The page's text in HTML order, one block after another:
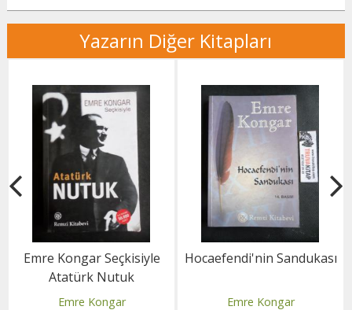
Yazarın Diğer Kitapları
Emre Kongar Seçkisiyle
Atatürk Nutuk
Emre Kongar
Hocaefendi'nin Sandukası
Emre Kongar